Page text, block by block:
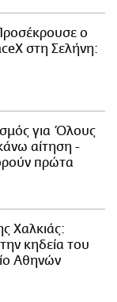
ο
στη Σελήνη:
για Όλους
αίτηση -
πρώτα
Χαλκιάς:
κηδεία του
Αθηνών